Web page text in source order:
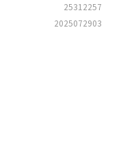
25312257
2025072903